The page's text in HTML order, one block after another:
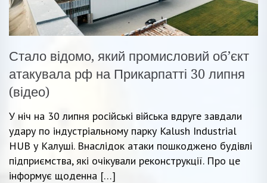
Стало відомо, який промисловий об’єкт
атакувала рф на Прикарпатті 30 липня
(відео)
У ніч на 30 липня російські війська вдруге завдали
удару по індустріальному парку Kalush Industrial
HUB у Калуші. Внаслідок атаки пошкоджено будівлі
підприємства, які очікували реконструкції. Про це
інформує щоденна […]